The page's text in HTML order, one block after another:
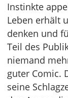
Instinkte
Leben erhält
denken und
Teil des
niemand
guter Comic.
seine